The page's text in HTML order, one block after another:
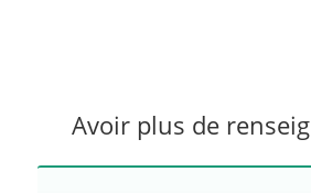
Avoir plus de